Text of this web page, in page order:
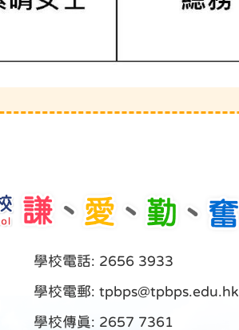
學校電話: 2656 3933
學校電郵: tpbps@tpbps.edu.hk
學校傳真: 2657 7361